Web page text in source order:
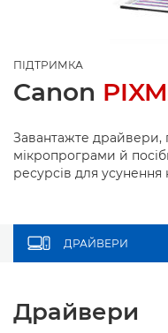
ПІДТРИМКА
Canon
Завантажте драйвери,
мікропрограми й
ресурсів для усунення
ДРАЙВЕРИ
Драйвери